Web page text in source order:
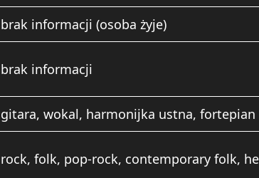
brak informacji (osoba żyje)
brak informacji
gitara, wokal, harmonijka ustna, fortepian
rock, folk, pop-rock, contemporary folk,